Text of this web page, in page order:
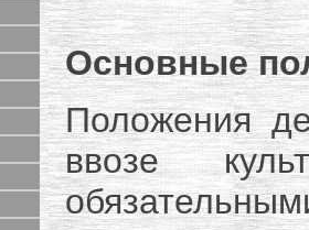
Основные
Положения
ввозе